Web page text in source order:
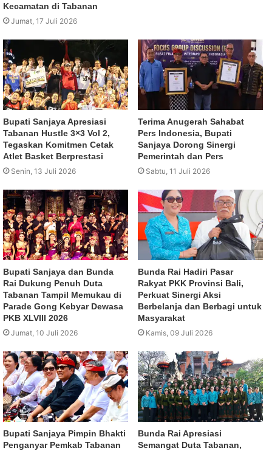
Kecamatan di Tabanan
Jumat, 17 Juli 2026
Bupati Sanjaya Apresiasi
Tabanan Hustle 3×3 Vol 2,
Tegaskan Komitmen Cetak
Atlet Basket Berprestasi
Senin, 13 Juli 2026
Terima Anugerah Sahabat
Pers Indonesia, Bupati
Sanjaya Dorong Sinergi
Pemerintah dan Pers
Sabtu, 11 Juli 2026
Bupati Sanjaya dan Bunda
Rai Dukung Penuh Duta
Tabanan Tampil Memukau di
Parade Gong Kebyar Dewasa
PKB XLVIII 2026
Jumat, 10 Juli 2026
Bunda Rai Hadiri Pasar
Rakyat PKK Provinsi Bali,
Perkuat Sinergi Aksi
Berbelanja dan Berbagi untuk
Masyarakat
Kamis, 09 Juli 2026
Bupati Sanjaya Pimpin Bhakti
Penganyar Pemkab Tabanan
Bunda Rai Apresiasi
Semangat Duta Tabanan,